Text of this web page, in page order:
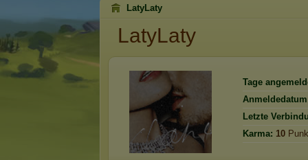
LatyLaty
LatyLaty
Tage
Letzte
Karma: 10